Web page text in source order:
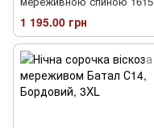
1 195.00 грн